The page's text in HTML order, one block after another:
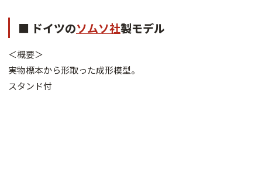
■ ドイツのソムソ社製モデル
＜概要＞
実物標本から形取った成形模型。
スタンド付